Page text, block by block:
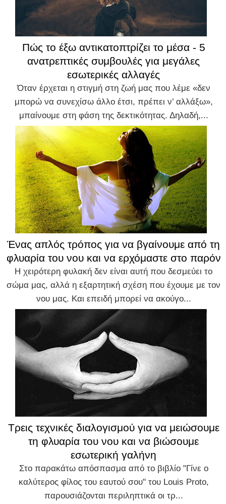
Πώς το έξω αντικατοπτρίζει το μέσα - 5
ανατρεπτικές συμβουλές για μεγάλες
εσωτερικές αλλαγές
Όταν έρχεται η στιγμή στη ζωή μας που λέμε «δεν
μπορώ να συνεχίσω άλλο έτσι, πρέπει ν’ αλλάξω»,
μπαίνουμε στη φάση της δεκτικότητας. Δηλαδή,...
Ένας απλός τρόπος για να βγαίνουμε από τη
φλυαρία του νου και να ερχόμαστε στο παρόν
Η χειρότερη φυλακή δεν είναι αυτή που δεσμεύει το
σώμα μας, αλλά η εξαρτητική σχέση που έχουμε με τον
νου μας. Και επειδή μπορεί να ακούγο...
Τρεις τεχνικές διαλογισμού για να μειώσουμε
τη φλυαρία του νου και να βιώσουμε
εσωτερική γαλήνη
Στο παρακάτω απόσπασμα από το βιβλίο "Γίνε ο
καλύτερος φίλος του εαυτού σου" του Louis Proto,
παρουσιάζονται περιληπτικά οι τρ...